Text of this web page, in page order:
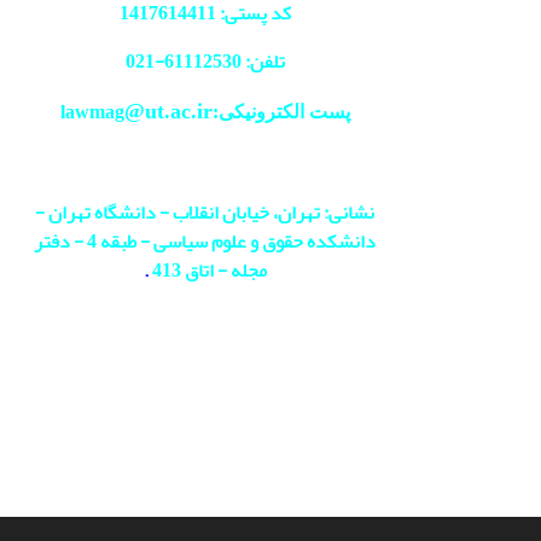
کد پستی: 1417614411
تلفن: 61112530-
021
پست الکترونیکی:lawmag@ut.ac.ir
نشانی: تهران، خیابان انقلاب - دانشگاه تهران -
دانشکده حقوق و علوم سیاسی - طبقه 4 - دفتر
مجله - اتاق 413
.